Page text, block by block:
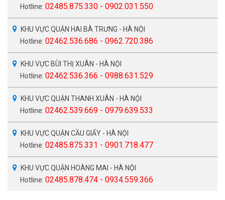
Hotline: 02485.875.330 - 0902.031.550
KHU VỰC QUẬN HAI BÀ TRƯNG - HÀ NỘI
Hotline: 02462.536.686 - 0962.720.386
KHU VỰC BÙI THỊ XUÂN - HÀ NỘI
Hotline: 02462.536.366 - 0988.631.529
KHU VỰC QUẬN THANH XUÂN - HÀ NỘI
Hotline: 02462.539.669 - 0979.639.533
KHU VỰC QUẬN CẦU GIẤY - HÀ NỘI
Hotline: 02485.875.331 - 0901.718.477
KHU VỰC QUẬN HOÀNG MAI - HÀ NỘI
Hotline: 02485.878.474 - 0934.559.366